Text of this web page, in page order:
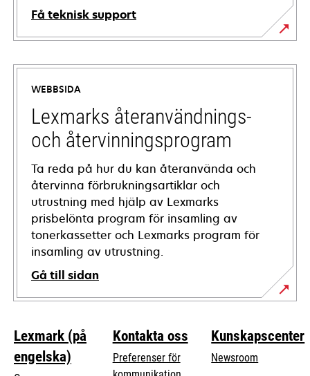
Få teknisk support
opens
in
new
tab
WEBBSIDA
Lexmarks återanvändnings-
och återvinningsprogram
Ta reda på hur du kan återanvända och
återvinna förbrukningsartiklar och
utrustning med hjälp av Lexmarks
prisbelönta program för insamling av
tonerkassetter och Lexmarks program för
insamling av utrustning.
Gå till sidan
Lexmark (på
engelska)
Kontakta oss
Preferenser för
Kunskapscenter
Newsroom